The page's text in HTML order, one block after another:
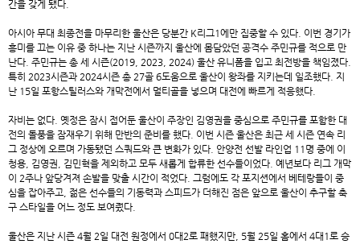
간을 갖게 됐다.
아시아 무대 최종전을 마무리한 울산은 당분간 K리그1에만 집중할 수 있다. 이번 경기가
흥미를 끄는 이유 중 하나는 지난 시즌까지 울산에 몸담았던 공격수 주민규를 적으로 만
난다. 주민규는 총 세 시즌(2019, 2023, 2024) 울산 유니폼을 입고 최전방을 책임졌다.
특히 2023시즌과 2024시즌 총 27골 6도움으로 울산이 왕좌를 지키는데 일조했다. 지
난 15일 포항스틸러스와 개막전에서 멀티골을 넣으며 대전에 빠르게 적응했다.
자비는 없다. 옛정은 잠시 접어둔 울산이 주장인 김영권을 중심으로 주민규를 포함한 대
전의 돌풍을 잠재우기 위해 만반의 준비를 했다. 이번 시즌 울산은 최근 세 시즌 연속 리
그 정상에 오르며 가동됐던 스쿼드와 큰 변화가 있다. 안양전 선발 라인업 11명 중에 이
청용, 김영권, 김민혁을 제외하고 모두 새롭게 합류한 선수들이었다. 예년보다 리그 개막
이 2주나 앞당겨져 손발을 맞출 시간이 적었다. 그럼에도 각 포지션에서 베테랑들이 중
심을 잡아주고, 젊은 선수들의 기동력과 스피드가 더해진 점은 앞으로 울산이 추구할 축
구 스타일을 어느 정도 보여줬다.
울산은 지난 시즌 4월 2일 대전 원정에서 0대2로 패했지만, 5월 25일 홈에서 4대1로 승